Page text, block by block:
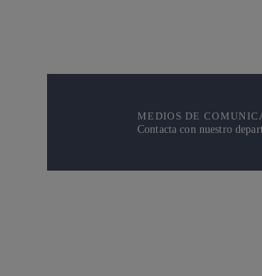
MEDIOS DE
Contacta con nuestro